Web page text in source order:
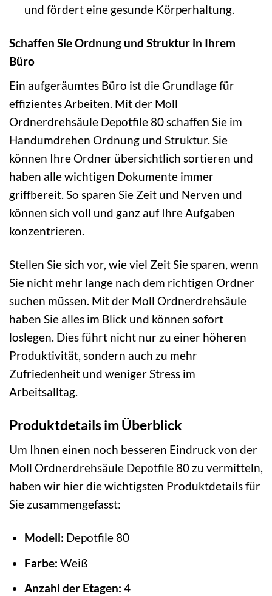
und fördert eine gesunde Körperhaltung.
Schaffen Sie Ordnung und Struktur in Ihrem
Büro
Ein aufgeräumtes Büro ist die Grundlage für
effizientes Arbeiten. Mit der Moll
Ordnerdrehsäule Depotfile 80 schaffen Sie im
Handumdrehen Ordnung und Struktur. Sie
können Ihre Ordner übersichtlich sortieren und
haben alle wichtigen Dokumente immer
griffbereit. So sparen Sie Zeit und Nerven und
können sich voll und ganz auf Ihre Aufgaben
konzentrieren.
Stellen Sie sich vor, wie viel Zeit Sie sparen, wenn
Sie nicht mehr lange nach dem richtigen Ordner
suchen müssen. Mit der Moll Ordnerdrehsäule
haben Sie alles im Blick und können sofort
loslegen. Dies führt nicht nur zu einer höheren
Produktivität, sondern auch zu mehr
Zufriedenheit und weniger Stress im
Arbeitsalltag.
Produktdetails im Überblick
Um Ihnen einen noch besseren Eindruck von der
Moll Ordnerdrehsäule Depotfile 80 zu vermitteln,
haben wir hier die wichtigsten Produktdetails für
Sie zusammengefasst:
Modell: Depotfile 80
Farbe: Weiß
Anzahl der Etagen: 4